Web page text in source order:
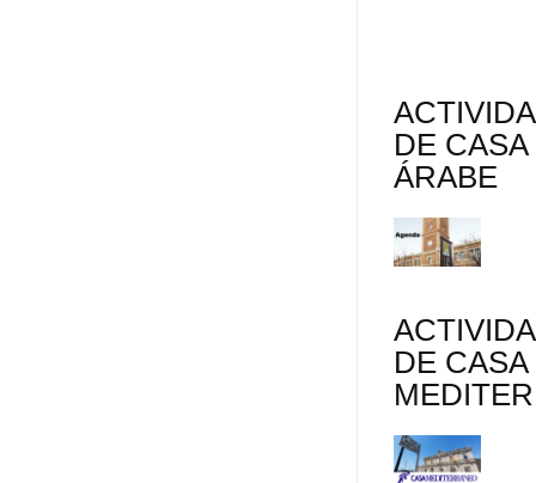
DE CASA
ÁRABE
DE CASA